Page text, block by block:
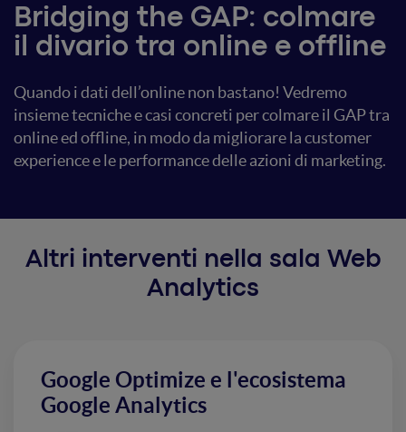
Bridging the GAP: colmare
il divario tra online e offline
Quando i dati dell’online non bastano! Vedremo
insieme tecniche e casi concreti per colmare il GAP tra
online ed offline, in modo da migliorare la customer
experience e le performance delle azioni di marketing.
Altri interventi nella sala Web
Analytics
Google Optimize e l'ecosistema
Google Analytics